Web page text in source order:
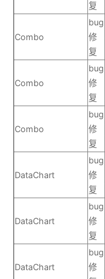
复
Combo
bug
修
复
Combo
bug
修
复
Combo
bug
修
复
DataChart
bug
修
复
DataChart
bug
修
复
DataChart
bug
修